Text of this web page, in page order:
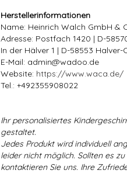
Herstellerinformationen
Name: Heinrich Walch GmbH &
Adresse: Postfach 1420 | D-
In der Hälver 1 | D-58553 Halver-
E-Mail: admin@wadoo.de
Website: https://www.waca.de/
Tel.: +492355908022
Ihr personalisiertes
gestaltet.
Jedes Produkt wird individuell
leider nicht möglich. Sollten es
kontaktieren Sie uns. Ihre